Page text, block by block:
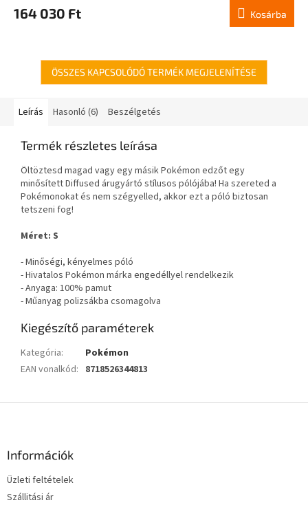
átlagos
értékelése
164 030 Ft Kosárba
ÖSSZES KAPCSOLÓDÓ TERMÉK MEGJELENÍTÉSE
Leírás Hasonló (6) Beszélgetés
Termék részletes leírása
Öltöztesd magad vagy egy másik Pokémon edzőt egy
minősített Diffused árugyártó stílusos pólójába! Ha szereted a
Pokémonokat és nem szégyelled, akkor ezt a póló biztosan
tetszeni fog!
Méret: S
- Minőségi, kényelmes póló
- Hivatalos Pokémon márka engedéllyel rendelkezik
- Anyaga: 100% pamut
- Műanyag polizsákba csomagolva
Kiegészítő paraméterek
Kategória:
Pokémon
EAN vonalkód: 8718526344813
Információk
Üzleti feltételek
Szállitási ár